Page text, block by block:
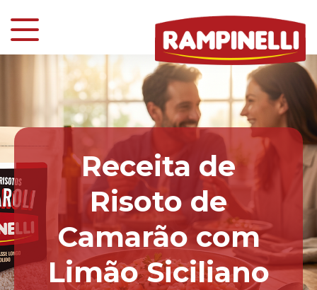
Receita de
Risoto de
Camarão com
Limão Siciliano